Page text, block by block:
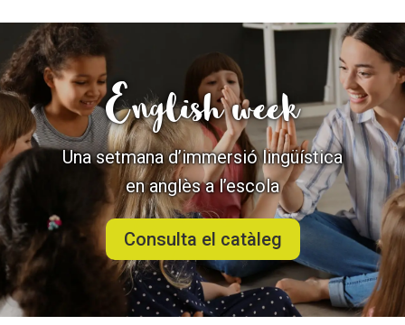
English week
Una setmana d’immersió lingüística
en anglès a l’escola
Consulta el catàleg
ALBERG CENTRE ESPLAI
FORMACIÓ
CASES DE COLÒNIES
ACCIÓ SOCIAL I JOVES